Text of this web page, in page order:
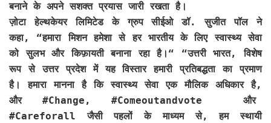
बनाने के अपने सशक्त प्रयास जारी रखता है।
ज़ोटा हेल्थकेयर लिमिटेड के ग्रुप सीईओ डॉ. सुजीत पॉल ने
कहा, “हमारा मिशन हमेशा से हर भारतीय के लिए स्वास्थ्य सेवा
को सुलभ और किफ़ायती बनाना रहा है।“ “उत्तरी भारत, विशेष
रूप से उत्तर प्रदेश में यह विस्तार हमारी प्रतिबद्धता का प्रमाण
है। हमारा मानना है कि स्वास्थ्य सेवा एक मौलिक अधिकार है,
और #Change, #Comeoutandvote और
#Careforall जैसी पहलों के माध्यम से, हम स्थायी